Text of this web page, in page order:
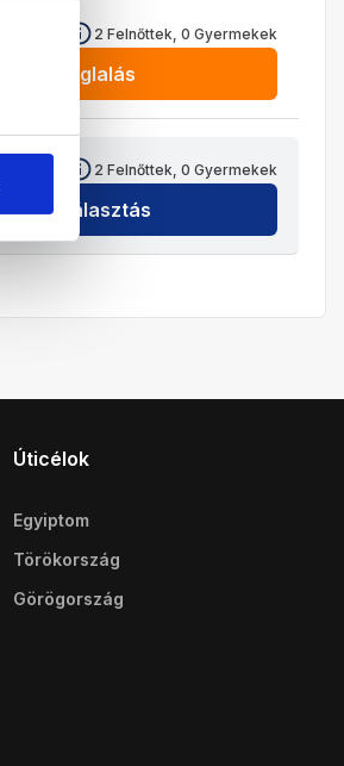
2 Felnőttek, 0 Gyermekek
Foglalás
2 Felnőttek, 0 Gyermekek
Kiválasztás
Úticélok
Egyiptom
Törökország
Görögország